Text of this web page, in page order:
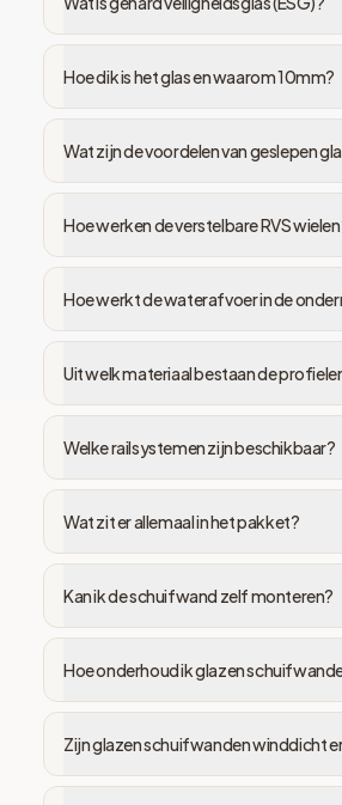
Hoe dik is het glas en waarom 10mm?
Wat zijn de voordelen van geslepen
Hoe werken de verstelbare RVS
Hoe werkt de waterafvoer in de
Uit welk materiaal bestaan de
Welke railsystemen zijn beschikbaar?
Wat zit er allemaal in het pakket?
Kan ik de schuifwand zelf monteren?
Hoe onderhoud ik glazen
Zijn glazen schuifwanden winddicht